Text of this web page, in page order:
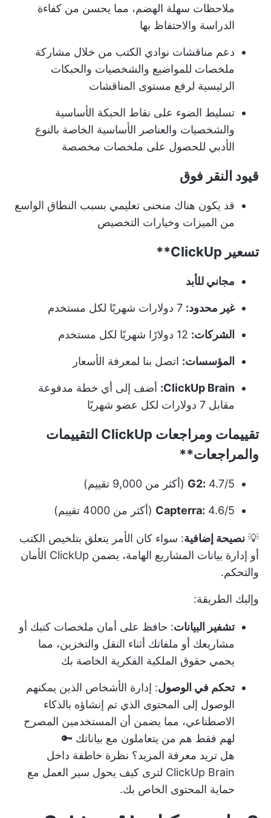
ملاحظات سهلة الهضم، مما يحسن من كفاءة
الدراسة والاحتفاظ بها
دعم مناقشات نوادي الكتب من خلال مشاركة
ملخصات للمواضيع والشخصيات والحبكات
الرئيسية لرفع مستوى المناقشات
تسليط الضوء على نقاط الحبكة الأساسية
والشخصيات والعناصر الأساسية الخاصة بالنوع
الأدبي للحصول على ملخصات مخصصة
قيود النقر فوق
قد يكون هناك منحنى تعليمي بسبب النطاق الواسع
من الميزات وخيارات التخصيص
تسعير ClickUp**
مجاني للأبد
غير محدود:
الشركات:
المؤسسات: اتصل بنا لمعرفة الأسعار
ClickUp Brain:
أضف إلى أي خطة مدفوعة
مقابل 7 دولارات لكل عضو شهريًا
تقييمات ومراجعات
ClickUp التقييمات
والمراجعات**
G2: 4.7/5 (أكثر من 9,000 تقييم)
Capterra: 4.6/5 (أكثر من 4000 تقييم)
💡 نصيحة إضافية: سواء كان الأمر يتعلق بتلخيص الكتب
أو إدارة بيانات المشاريع الهامة، يضمن ClickUp الأمان
والتحكم.
وإليك الطريقة:
تشفير البيانات: حافظ على أمان ملخصات كتبك أو
مشاريعك أو ملفاتك أثناء النقل والتخزين، مما
يحمي حقوق الملكية الفكرية الخاصة بك
تحكم في الوصول: إدارة الأشخاص الذين يمكنهم
الوصول إلى المحتوى الذي تم إنشاؤه بالذكاء
الاصطناعي، مما يضمن أن المستخدمين المصرح
لهم فقط هم من يتعاملون مع بياناتك 🔑
هل تريد معرفة المزيد؟ نظرة خاطفة داخل
ClickUp Brain لترى كيف يحول سير العمل مع
حماية المحتوى الخاص بك.